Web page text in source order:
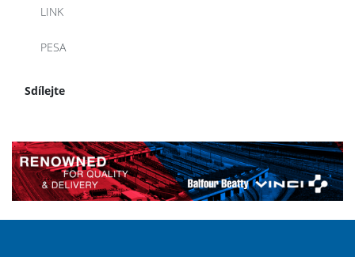
LINK
PESA
Sdílejte